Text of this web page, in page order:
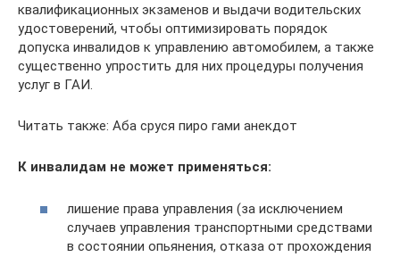
квалификационных экзаменов и выдачи водительских
удостоверений, чтобы оптимизировать порядок
допуска инвалидов к управлению автомобилем, а также
существенно упростить для них процедуры получения
услуг в ГАИ.
Читать также: Аба сруся пиро гами анекдот
К инвалидам не может применяться:
лишение права управления (за исключением
случаев управления транспортными средствами
в состоянии опьянения, отказа от прохождения